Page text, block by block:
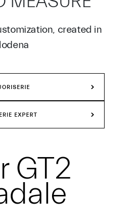
created in
EXPERT
GT2